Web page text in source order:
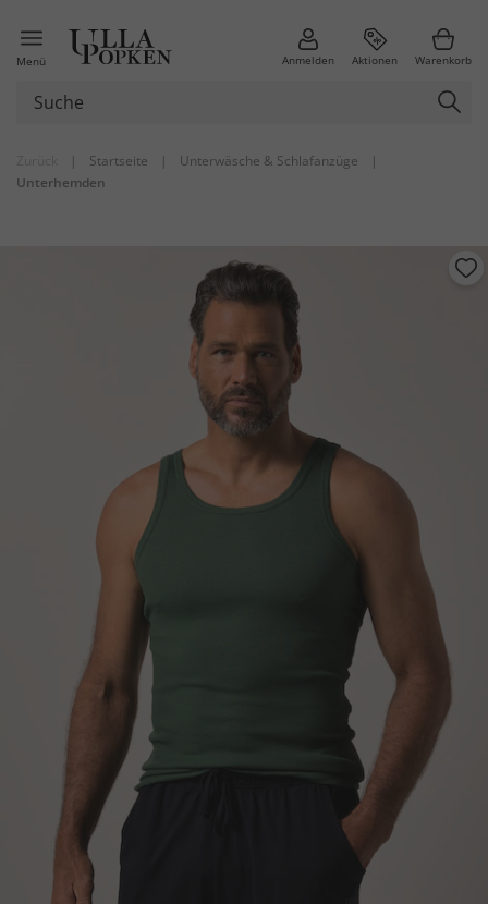
Menü Anmelden Aktionen Warenkorb
| Startseite | Unterwäsche & Schlafanzüge
|
Unterhemden